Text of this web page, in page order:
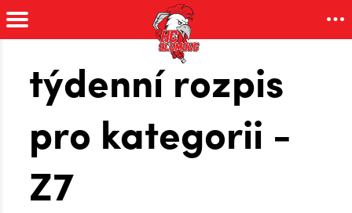
týdenní rozpis
pro kategorii -
Z7